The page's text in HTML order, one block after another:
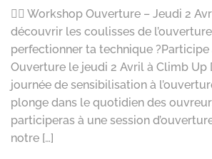
🧗‍♂️ Workshop Ouverture – Jeudi 2
découvrir les coulisses de
perfectionner ta technique
Ouverture le jeudi 2 Avril à Climb Up
journée de sensibilisation à
plonge dans le quotidien des
participeras à une session
notre […]